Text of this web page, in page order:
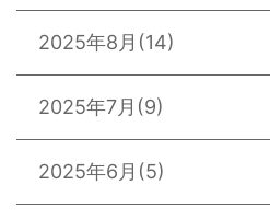
2025年8月 (14)
2025年7月 (9)
2025年6月 (5)